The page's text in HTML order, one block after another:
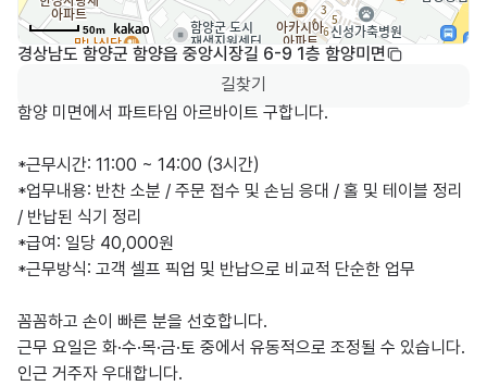
50m
경상남도 함양군 함양읍 중앙시장길 6-9 1층 함양미면
길찾기
함양 미면에서 파트타임 아르바이트 구합니다.
*근무시간: 11:00 ~ 14:00 (3시간)
*업무내용: 반찬 소분 / 주문 접수 및 손님 응대 / 홀 및 테이블 정리
/ 반납된 식기 정리
*급여: 일당 40,000원
*근무방식: 고객 셀프 픽업 및 반납으로 비교적 단순한 업무
꼼꼼하고 손이 빠른 분을 선호합니다.
근무 요일은 화·수·목·금·토 중에서 유동적으로 조정될 수 있습니다.
인근 거주자 우대합니다.